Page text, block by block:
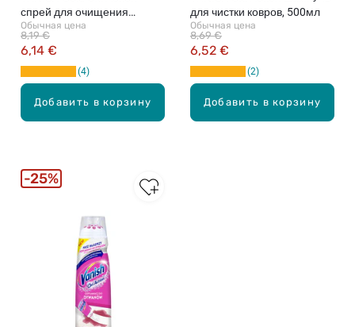
Добавить в корзину
спрей для очищения
ковров, 500мл
Обычная цена
6,14 €
8,19 €
4
Добавить в корзину
для чистки ковров, 500мл
Обычная цена
6,52 €
8,69 €
2
25%